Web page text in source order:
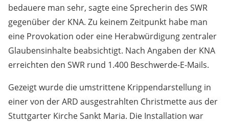
bedauere man sehr, sagte eine Sprecherin des SWR
gegenüber der KNA. Zu keinem Zeitpunkt habe man
eine Provokation oder eine Herabwürdigung zentraler
Glaubensinhalte beabsichtigt. Nach Angaben der KNA
erreichten den SWR rund 1.400 Beschwerde-E-Mails.
Gezeigt wurde die umstrittene Krippendarstellung in
einer von der ARD ausgestrahlten Christmette aus der
Stuttgarter Kirche Sankt Maria. Die Installation war